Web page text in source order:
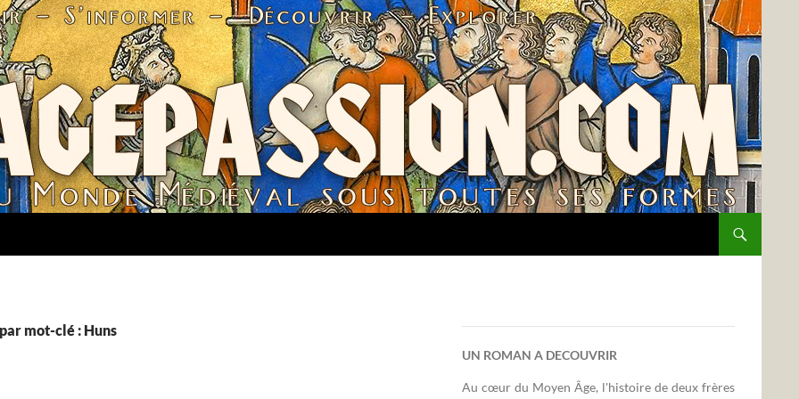
mot-clé : Huns
UN ROMAN A DECOUVRIR
Au cœur du Moyen Âge, l'histoire de deux frères